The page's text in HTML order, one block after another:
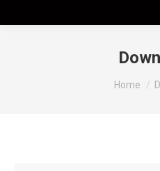
Tu sei qui:
Home